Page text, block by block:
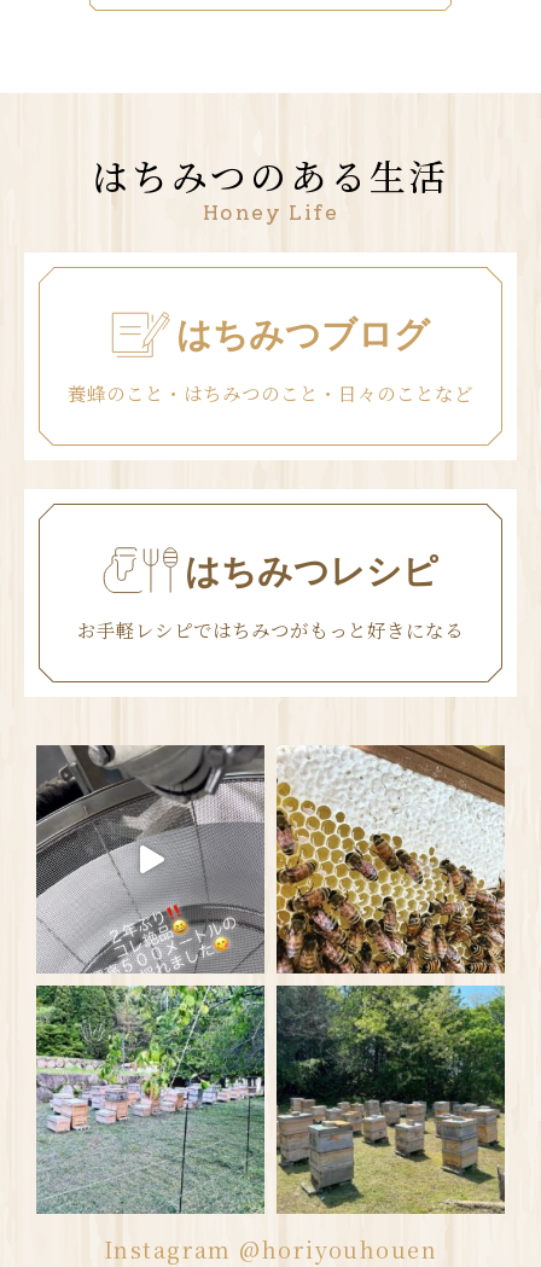
はちみつのある生活
Honey Life
はちみつブログ
養蜂のこと・はちみつのこと・日々のことなど
はちみつレシピ
お手軽レシピではちみつがもっと好きになる
Instagram @horiyouhouen